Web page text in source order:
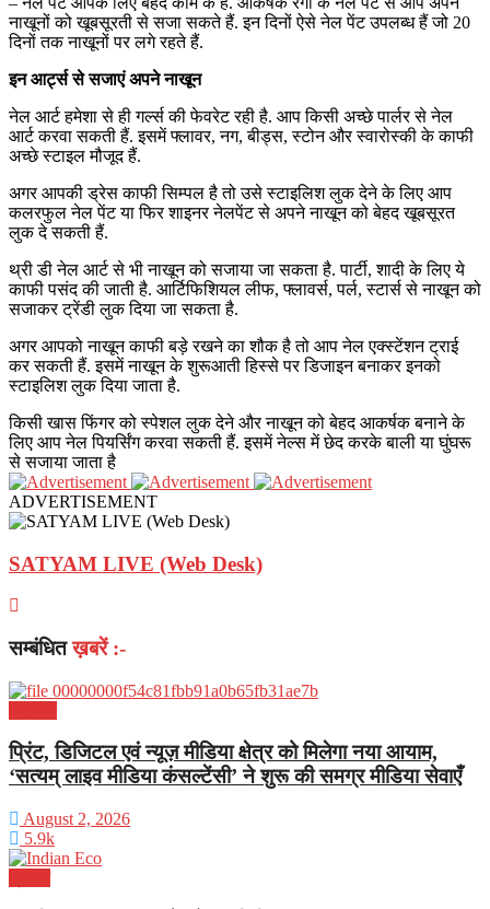
नाखूनों को खूबसूरती से सजा सकते हैं. इन दिनों ऐसे नेल पेंट उपलब्ध हैं जो 20
दिनों तक नाखूनों पर लगे रहते हैं.
इन आर्ट्स से सजाएं अपने नाखून
नेल आर्ट हमेशा से ही गर्ल्‍स की फेवरेट रही है. आप किसी अच्‍छे पार्लर से नेल
आर्ट करवा सकती हैं. इसमें फ्लावर, नग, बीड्स, स्टोन और स्‍वारोस्‍की के काफी
अच्‍छे स्‍टाइल मौजूद हैं.
अगर आपकी ड्रेस काफी सिम्‍पल है तो उसे स्‍टाइलिश लुक देने के लिए आप
कलरफुल नेल पेंट या फिर शाइनर नेलपेंट से अपने नाखून को बेहद खूबसूरत
लुक दे सकती हैं.
थ्री डी नेल आर्ट से भी नाखून को सजाया जा सकता है. पार्टी, शादी के लिए ये
काफी पसंद की जाती है. आर्टिफिशियल लीफ, फ्लावर्स, पर्ल, स्टार्स से नाखून को
सजाकर ट्रेंडी लुक दिया जा सकता है.
अगर आपको नाखून काफी बड़े रखने का शौक है तो आप नेल एक्‍स्‍टेंशन ट्राई
कर सकती हैं. इसमें नाखून के शुरूआती हिस्‍से पर डिजाइन बनाकर इनको
स्‍टाइलिश लुक दिया जाता है.
किसी खास फिंगर को स्पेशल लुक देने और नाखून को बेहद आकर्षक बनाने के
लिए आप नेल पियर्सिंग करवा सकती हैं. इसमें नेल्स में छेद करके बाली या घुंघरू
से सजाया जाता है
ADVERTISEMENT
SATYAM LIVE (Web Desk)
सम्बंधितख़बरें :-
प्रिंट, डिजिटल एवं न्यूज़ मीडिया क्षेत्र को मिलेगा नया आयाम,
‘सत्यम् लाइव मीडिया कंसल्टेंसी’ ने शुरू की समग्र मीडिया सेवाएँ
August 2, 2026
5.9k